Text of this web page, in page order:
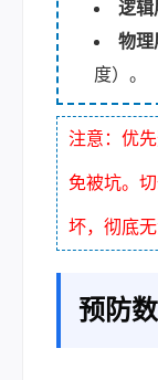
逻辑
物理
度）。
注意：优
免被坑。
坏，彻底无
预防